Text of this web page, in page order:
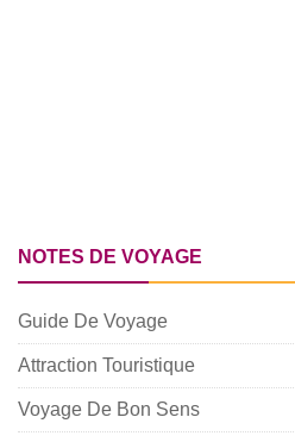
NOTES DE VOYAGE
Guide De Voyage
Attraction Touristique
Voyage De Bon Sens